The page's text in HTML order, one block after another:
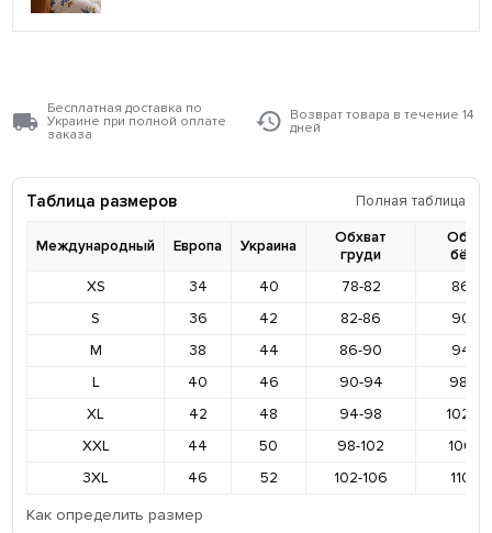
Бесплатная доставка по
Украине при полной оплате
заказа
Возврат товара в течение 14
дней
Таблица размеров Полная таблица
Международный Европа Украина
Обхват
груди
XS
34 40 78-82
86-
S
36 42 82-86
90-
M
38 44 86-90
94-
L
40 46 90-94
98-
XL
42 48 94-98
102-
XXL
44 50 98-102
106-
3XL
46 52 102-106
110-
Как определить размер